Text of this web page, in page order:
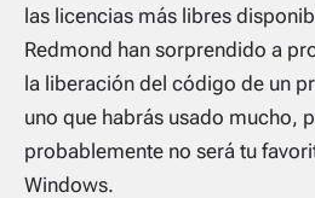
las licencias más libres
Redmond han sorprendido a
la liberación del código de un
uno que habrás usado mucho,
probablemente no será tu
Windows.